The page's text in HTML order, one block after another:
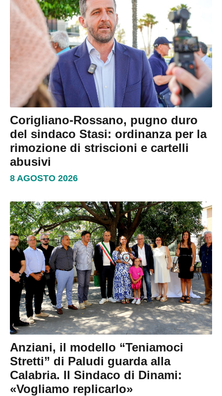
Corigliano-Rossano, pugno duro
del sindaco Stasi: ordinanza per la
rimozione di striscioni e cartelli
abusivi
8 AGOSTO 2026
Anziani, il modello “Teniamoci
Stretti” di Paludi guarda alla
Calabria. Il Sindaco di Dinami:
«Vogliamo replicarlo»